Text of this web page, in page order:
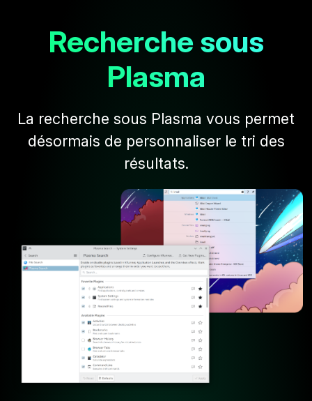
Recherche sous
Plasma
La recherche sous Plasma vous permet
désormais de personnaliser le tri des
résultats.